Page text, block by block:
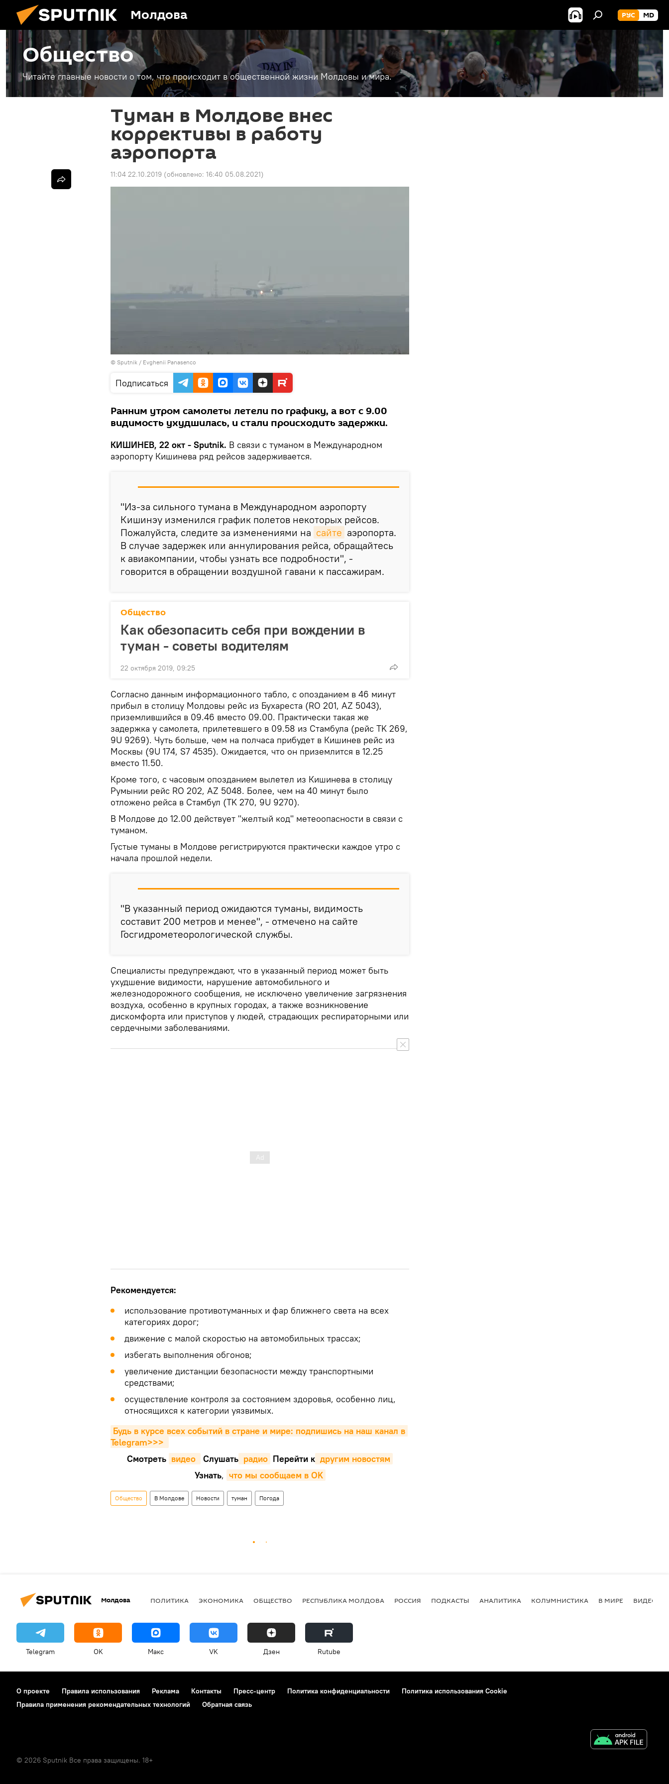
Молдова РУС MD
Общество
Читайте главные новости о том, что происходит в общественной жизни Молдовы и мира.
Туман в Молдове внес
коррективы в работу
аэропорта
11:04 22.10.2019 (обновлено: 16:40 05.08.2021)
© Sputnik / Evghenii Panasenco
Подписаться
Ранним утром самолеты летели по графику, а вот с 9.00
видимость ухудшилась, и стали происходить задержки.
КИШИНЕВ, 22 окт - Sputnik. В связи с туманом в Международном
аэропорту Кишинева ряд рейсов задерживается.
"Из-за сильного тумана в Международном аэропорту
Кишинэу изменился график полетов некоторых рейсов.
Пожалуйста, следите за изменениями на сайте аэропорта.
В случае задержек или аннулирования рейса, обращайтесь
к авиакомпании, чтобы узнать все подробности", -
говорится в обращении воздушной гавани к пассажирам.
Общество
Как обезопасить себя при вождении в
туман - советы водителям
22 октября 2019, 09:25
Согласно данным информационного табло, с опозданием в 46 минут
прибыл в столицу Молдовы рейс из Бухареста (RO 201, AZ 5043),
приземлившийся в 09.46 вместо 09.00. Практически такая же
задержка у самолета, прилетевшего в 09.58 из Стамбула (рейс TK 269,
9U 9269). Чуть больше, чем на полчаса прибудет в Кишинев рейс из
Москвы (9U 174, S7 4535). Ожидается, что он приземлится в 12.25
вместо 11.50.
Кроме того, с часовым опозданием вылетел из Кишинева в столицу
Румынии рейс RO 202, AZ 5048. Более, чем на 40 минут было
отложено рейса в Стамбул (TK 270, 9U 9270).
В Молдове до 12.00 действует "желтый код" метеоопасности в связи с
туманом.
Густые туманы в Молдове регистрируются практически каждое утро с
начала прошлой недели.
"В указанный период ожидаются туманы, видимость
составит 200 метров и менее", - отмечено на сайте
Госгидрометеорологической службы.
Специалисты предупреждают, что в указанный период может быть
ухудшение видимости, нарушение автомобильного и
железнодорожного сообщения, не исключено увеличение загрязнения
воздуха, особенно в крупных городах, а также возникновение
дискомфорта или приступов у людей, страдающих респираторными или
сердечными заболеваниями.
Рекомендуется:
использование противотуманных и фар ближнего света на всех
категориях дорог;
движение с малой скоростью на автомобильных трассах;
избегать выполнения обгонов;
увеличение дистанции безопасности между транспортными
средствами;
осуществление контроля за состоянием здоровья, особенно лиц,
относящихся к категории уязвимых.
Будь в курсе всех событий в стране и мире: подпишись на наш канал в
Telegram>>>
Смотреть видео Cлушать радио Перейти к другим новостям
Узнать, что мы сообщаем в OK
Общество В Молдове Новости туман Погода
Молдова ПОЛИТИКА ЭКОНОМИКА ОБЩЕСТВО РЕСПУБЛИКА МОЛДОВА РОССИЯ ПОДКАСТЫ АНАЛИТИКА КОЛУМНИСТИКА В МИРЕ ВИДЕО
Telegram OK Макс VK Дзен Rutube
О проекте Правила использования Реклама Контакты Пресс-центр Политика конфиденциальности
Политика использования Cookie
Правила применения рекомендательных технологий
Обратная связь
© 2026 Sputnik Все права защищены. 18+